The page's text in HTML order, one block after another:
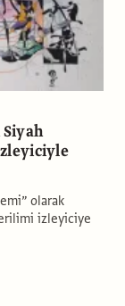
olarak
izleyiciye